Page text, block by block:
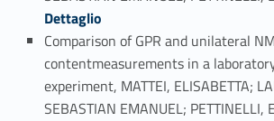
Dettaglio
Comparison of GPR and unilateral
contentmeasurements in a
experiment, MATTEI, ELISABETTA;
SEBASTIAN EMANUEL; PETTINELLI,